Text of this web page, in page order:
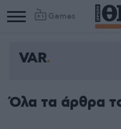
Games
VAR
Όλα τα άρθρα